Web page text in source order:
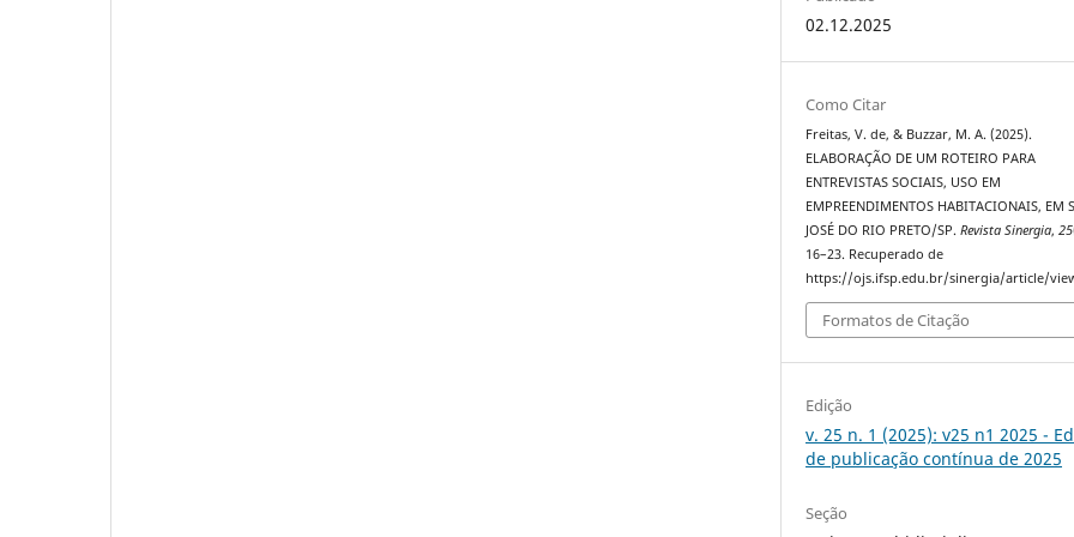
02.12.2025
Como Citar
Freitas, V. de, & Buzzar, M. A. (2025).
ELABORAÇÃO DE UM ROTEIRO PARA
ENTREVISTAS SOCIAIS, USO EM
EMPREENDIMENTOS HABITACIONAIS, EM
JOSÉ DO RIO PRETO/SP.Revista Sinergia,25
16–23. Recuperado de
https://ojs.ifsp.edu.br/sinergia/article/
Formatos de Citação
Edição
v. 25 n. 1 (2025): v25 n1 2025 -
de publicação contínua de 2025
Seção